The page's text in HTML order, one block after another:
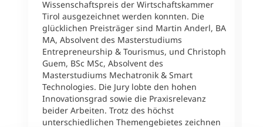
Wissenschaftspreis der Wirtschaftskammer
Tirol ausgezeichnet werden konnten. Die
glücklichen Preisträger sind Martin Anderl, BA
MA, Absolvent des Masterstudiums
Entrepreneurship & Tourismus, und Christoph
Guem, BSc MSc, Absolvent des
Masterstudiums Mechatronik & Smart
Technologies. Die Jury lobte den hohen
Innovationsgrad sowie die Praxisrelevanz
beider Arbeiten. Trotz des höchst
unterschiedlichen Themengebietes zeichnen